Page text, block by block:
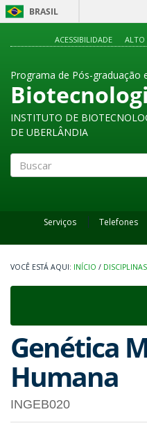
BRASIL
ACESSIBILIDADE ALTO
Programa de Pós-graduação
INSTITUTO DE
DE UBERLÂNDIA
Serviços Telefones
INÍCIO / DISCIPLINAS
Genética
Humana
INGEB020